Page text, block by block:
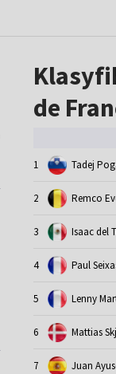
de
1 Tadej
2 Remco
3 Isaac del
4 Paul
5 Lenny
6 Mattias
7 Juan